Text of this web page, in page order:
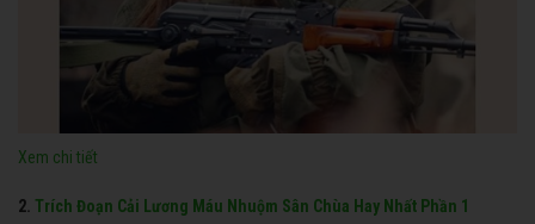
Xem chi tiết
2. Trích Đoạn Cải Lương Máu Nhuộm Sân Chùa Hay Nhất Phần 1